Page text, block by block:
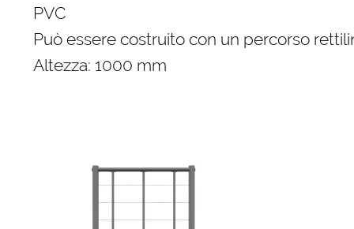
PVC
Può essere costruito con un percorso
Altezza: 1000 mm